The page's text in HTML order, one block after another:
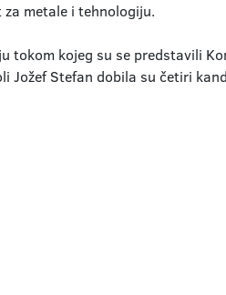
metale i tehnologiju.
tokom kojeg su se predstavili
Jožef Stefan dobila su četiri